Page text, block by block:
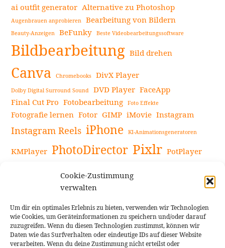
Cookie-Zustimmung
verwalten
Um dir ein optimales Erlebnis zu bieten, verwenden wir Technologien
wie Cookies, um Geräteinformationen zu speichern und/oder darauf
zuzugreifen. Wenn du diesen Technologien zustimmst, können wir
Daten wie das Surfverhalten oder eindeutige IDs auf dieser Website
verarbeiten. Wenn du deine Zustimmung nicht erteilst oder
ai outfit generator Alternative zu Photoshop
Augenbrauen anprobieren Bearbeitung von Bildern
Beauty-Anzeigen BeFunky Beste Videobearbeitungssoftware
Bildbearbeitung Bild drehen
Canva Chromebooks DivX Player
Dolby Digital Surround Sound DVD Player FaceApp
Final Cut Pro Fotobearbeitung Foto Effekte
Fotografie lernen Fotor GIMP iMovie Instagram
Instagram Reels iPhone KI-Animationsgeneratoren
KMPlayer PhotoDirector Pixlr PotPlayer
Snapseed
Videoaufnahmen Tipps Videobearbeitung
Videoeffekte Vlogit YouTube-Kanal YouTube-Videos